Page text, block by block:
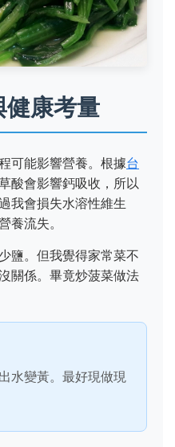
健康考量
可能影響營養。根據台
酸會影響鈣吸收，所以
我會損失水溶性維生
養流失。
鹽。但我覺得家常菜不
關係。畢竟炒菠菜做法
水變黃。最好現做現